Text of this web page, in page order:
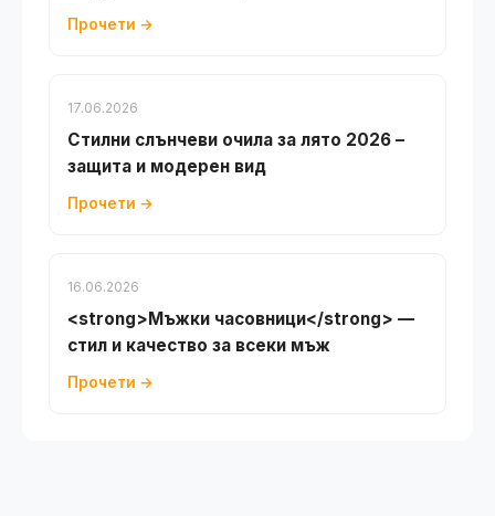
Прочети →
17.06.2026
Стилни слънчеви очила за лято 2026 –
защита и модерен вид
Прочети →
16.06.2026
<strong>Мъжки часовници</strong> —
стил и качество за всеки мъж
Прочети →